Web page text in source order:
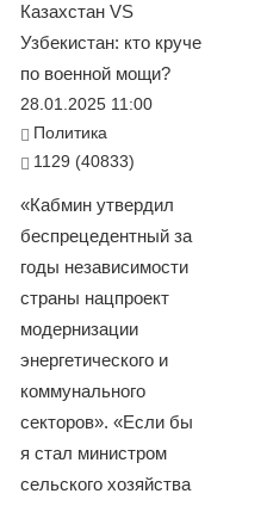
Казахстан VS
Узбекистан: кто круче
по военной мощи?
28.01.2025 11:00
Политика
1129 (40833)
«Кабмин утвердил
беспрецедентный за
годы независимости
страны нацпроект
модернизации
энергетического и
коммунального
секторов». «Если бы
я стал министром
сельского хозяйства